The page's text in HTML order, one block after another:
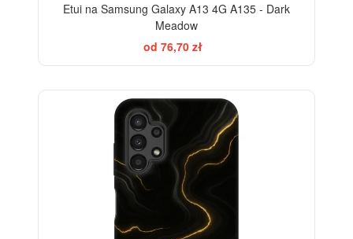
Etui na Samsung Galaxy A13 4G A135 - Dark
Meadow
od 76,70 zł